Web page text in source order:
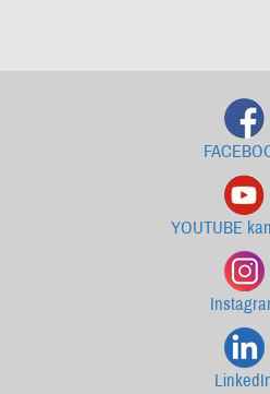
YOUTUBE